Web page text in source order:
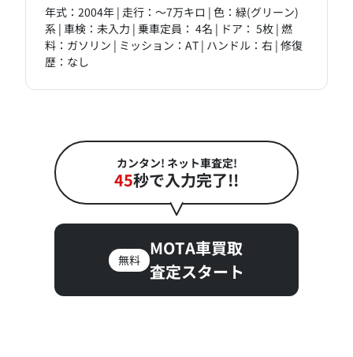
年式：2004年 | 走行：～7万キロ | 色：緑(グリーン)
系 | 車検：未入力 | 乗車定員： 4名 | ドア： 5枚 | 燃
料：ガソリン | ミッション：AT | ハンドル：右 | 修復
歴：なし
カンタン! ネット車査定!
45秒で入力完了!!
無料
MOTA車買取
査定スタート